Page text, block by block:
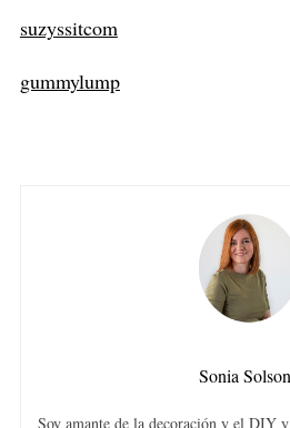
suzyssitcom
gummylump
Sonia
Soy amante de la decoración y el DIY